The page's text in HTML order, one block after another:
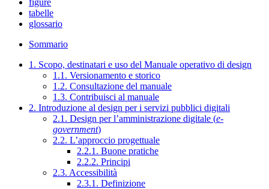
figure
tabelle
glossario
Sommario
1. Scopo, destinatari e uso del Manuale operativo di design
1.1. Versionamento e storico
1.2. Consultazione del manuale
1.3. Contribuisci al manuale
2. Introduzione al design per i servizi pubblici digitali
2.1. Design per l’amministrazione digitale (e-
government)
2.2. L’approccio progettuale
2.2.1. Buone pratiche
2.2.2. Principi
2.3. Accessibilità
2.3.1. Definizione